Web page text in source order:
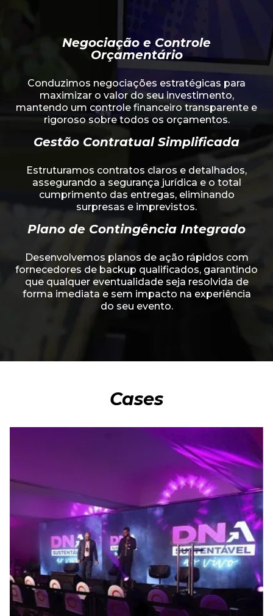
Negociação e Controle
Orçamentário
Conduzimos negociações estratégicas para
maximizar o valor do seu investimento,
mantendo um controle financeiro transparente e
rigoroso sobre todos os orçamentos.
Gestão Contratual Simplificada
Estruturamos contratos claros e detalhados,
assegurando a segurança jurídica e o total
cumprimento das entregas, eliminando
surpresas e imprevistos.
Plano de Contingência Integrado
Desenvolvemos planos de ação rápidos com
fornecedores de backup qualificados, garantindo
que qualquer eventualidade seja resolvida de
forma imediata e sem impacto na experiência
do seu evento.
Cases